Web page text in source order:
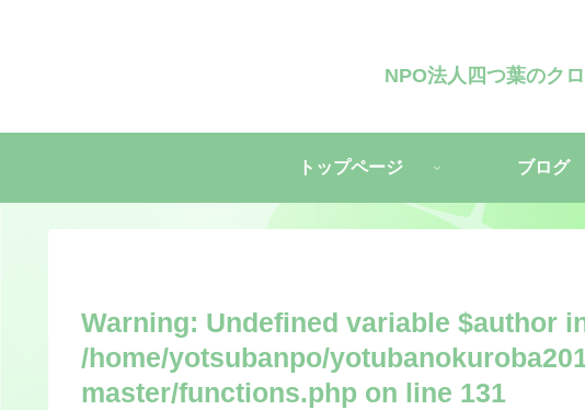
NPO法人四つ葉のク
トップページ ブログ
Warning: Undefined variable $author
/home/yotsubanpo/
master/functions.php on line 131